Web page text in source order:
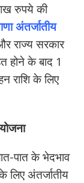
रुपये की
अंतर्जातीय
राज्य सरकार
होने के बाद 1
राशि के लिए
पात के भेदभाव
लिए अंतर्जातीय